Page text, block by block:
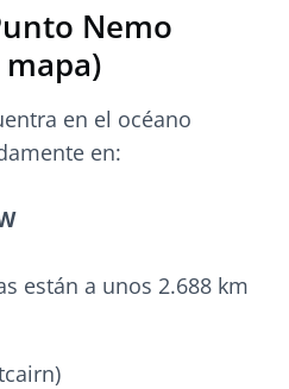
Nemo
en el océano
en:
están a unos 2.688 km